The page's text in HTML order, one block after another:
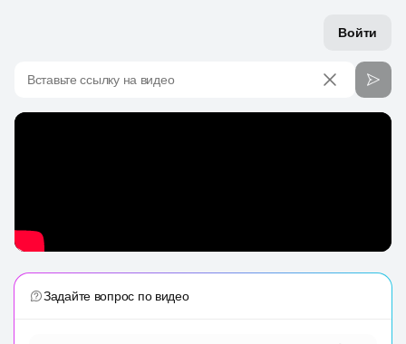
Войти
Вставьте ссылку на видео
Задайте вопрос по видео